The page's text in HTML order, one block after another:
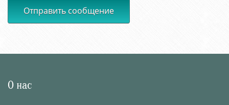
Отправить сообщение
О нас